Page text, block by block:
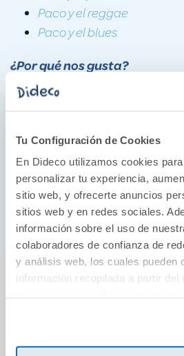
Tu Configuración de Cookies
En Dideco utilizamos cookies
personalizar tu experiencia,
sitio web, y ofrecerte anuncios
sitios web y en redes sociales.
información sobre el uso de
colaboradores de confianza de
y análisis web, los cuales pueden
información recopilada a partir del
Paco y el reggae
Paco y el blues
¿Por qué nos gusta?
Con la colección de libros
conocer a personajes tan
como Mozart, todos los
el rock más autentico de
disfrutar en familia de todos
musicales aprender a
También podría